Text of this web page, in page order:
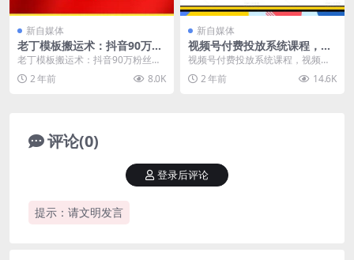
新自媒体
老丁模板搬运术：抖音90万粉
丝博主搬运技术【揭秘】
老丁模板搬运术：抖音90万粉丝博
主搬运技术【揭秘】 项目介绍： 抖
音90万粉丝博...
2 年前 8.0K
新自媒体
视频号付费投放系统课程，视
频号豆子付费投放·叠投打法
视频号付费投放系统课程，视频号
豆子付费投放·叠投打法 课程内容：
投放账户模型搭...
2 年前 14.6K
评论(0)
提示：请文明发言
登录后评论